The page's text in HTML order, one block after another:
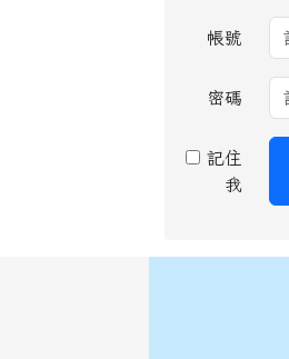
帳號
密碼
記住
我